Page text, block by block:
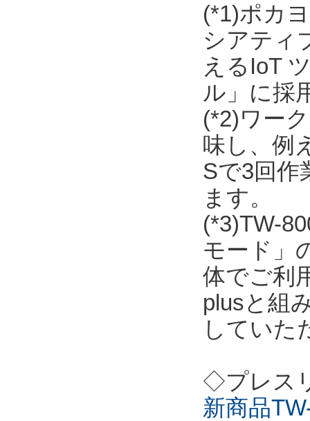
(*1)ポカ
シアティ
えるIoT
ル」に採
(*2)ワー
味し、例
Sで3回作
ます。
(*3)TW-
モード」
体でご利
plusと組
していた
◇プレス
新商品